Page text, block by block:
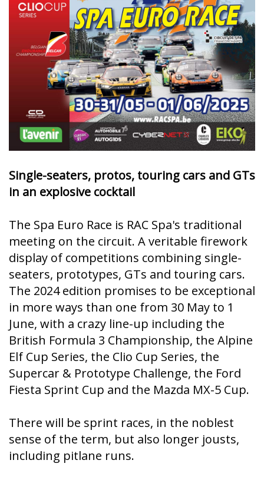
Single-seaters, protos, touring cars and GTs
in an explosive cocktail
The Spa Euro Race is RAC Spa's traditional
meeting on the circuit. A veritable firework
display of competitions combining single-
seaters, prototypes, GTs and touring cars.
The 2024 edition promises to be exceptional
in more ways than one from 30 May to 1
June, with a crazy line-up including the
British Formula 3 Championship, the Alpine
Elf Cup Series, the Clio Cup Series, the
Supercar & Prototype Challenge, the Ford
Fiesta Sprint Cup and the Mazda MX-5 Cup.
There will be sprint races, in the noblest
sense of the term, but also longer jousts,
including pitlane runs.